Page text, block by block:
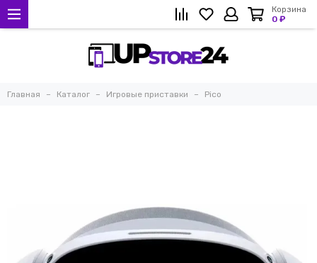
Корзина
0 ₽
Главная Каталог Игровые приставки Pico